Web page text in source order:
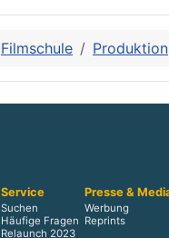
Filmschule Produktion
Service
Suchen
Häufige Fragen
Relaunch 2023
Presse &
Werbung
Reprints